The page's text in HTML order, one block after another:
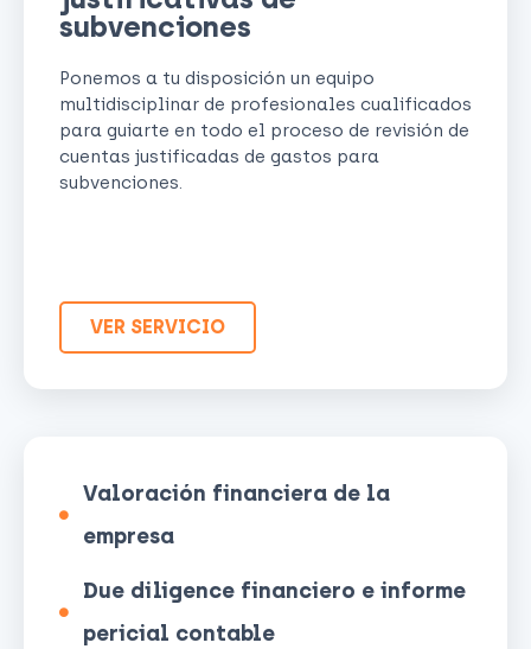
subvenciones
Ponemos a tu disposición un equipo
multidisciplinar de profesionales cualificados
para guiarte en todo el proceso de revisión de
cuentas justificadas de gastos para
subvenciones.
VER SERVICIO
Valoración financiera de la
empresa
Due diligence financiero e informe
pericial contable